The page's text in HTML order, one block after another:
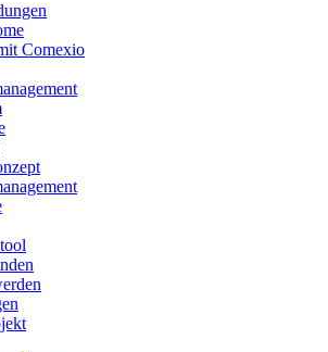
Comexio